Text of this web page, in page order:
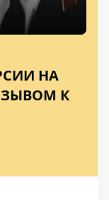
НА
К